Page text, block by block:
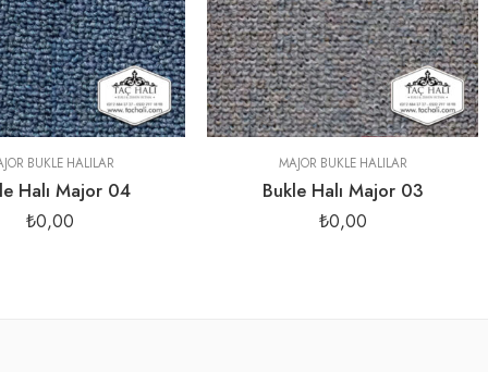
BUKLE HALILAR
Halı Major 04
₺0,00
MAJOR BUKLE HALILAR
Bukle Halı Major 03
₺0,00